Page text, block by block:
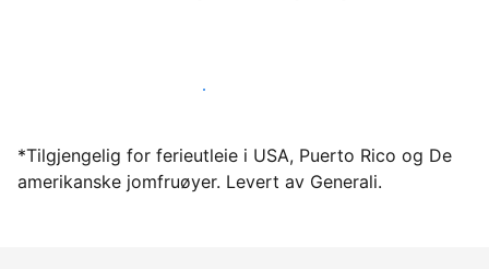
Lei ut ferieboligen din gjennom oss i dag
*Tilgjengelig for ferieutleie i USA, Puerto Rico og De
amerikanske jomfruøyer. Levert av Generali.